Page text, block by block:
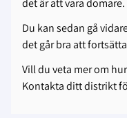
det är att vara domare.
Du kan sedan gå
det går bra att
Vill du veta mer om
Kontakta ditt distrikt